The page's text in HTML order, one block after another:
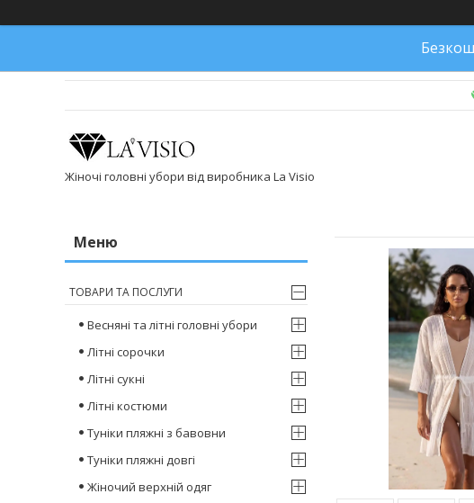
Жіночі головні убори від виробника La Visio
ТОВАРИ ТА ПОСЛУГИ
Весняні та літні головні убори
Літні сорочки
Літні сукні
Літні костюми
Туніки пляжні з бавовни
Туніки пляжні довгі
Жіночий верхній одяг